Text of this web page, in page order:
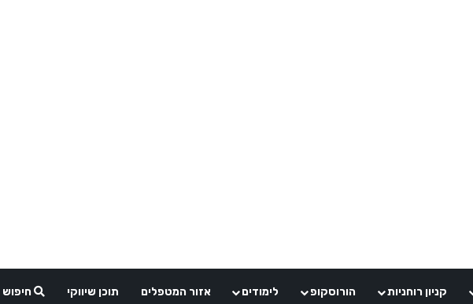
קניון רוחניות הורוסקופ לימודים אזור המטפלים תוכן שיווקי חיפוש